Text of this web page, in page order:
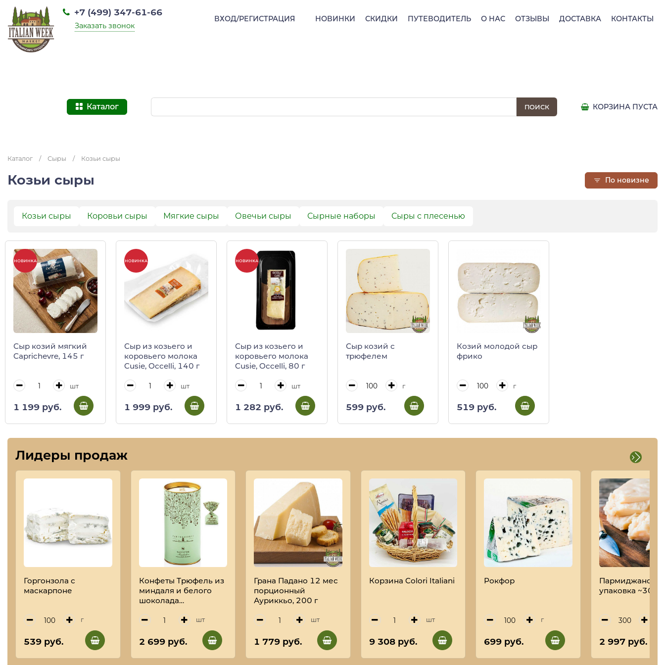
НОВИНКИ СКИДКИ ПУТЕВОДИТЕЛЬ О НАС ОТЗЫВЫ ДОСТАВКА КОНТАКТЫ
+7 (499) 347-61-66
Заказать звонок
ВХОД/РЕГИСТРАЦИЯ
Каталог КОРЗИНА ПУСТА
Каталог / Сыры / Козьи сыры
Козьи сыры По новизне
Козьи сыры Коровьи сыры Мягкие сыры Овечьи сыры Сырные наборы Сыры с плесенью
НОВИНКА
Сыр козий мягкий
Caprichevre, 145 г
шт
1 199 руб.
НОВИНКА
Сыр из козьего и
коровьего молока
Cusie, Occelli, 140 г
шт
1 999 руб.
НОВИНКА
Сыр из козьего и
коровьего молока
Cusie, Occelli, 80 г
шт
1 282 руб.
Сыр козий с
трюфелем
г
599 руб.
Козий молодой сыр
фрико
г
519 руб.
Лидеры продаж
Горгонзола с
маскарпоне
г
539 руб.
Конфеты Трюфель из
миндаля и белого
шоколада
ANTICA TORRONERIA
PIEMONTESE, 160 г
(туба)
шт
2 699 руб.
Грана Падано 12 мес
порционный
Ауриккьо, 200 г
шт
1 779 руб.
Корзина Colori Italiani
шт
9 308 руб.
Рокфор
г
699 руб.
Пармиджано 30
упаковка ~300 г
2 997 руб.